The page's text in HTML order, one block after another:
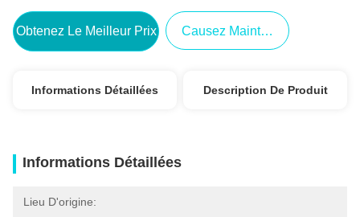
Obtenez Le Meilleur Prix Causez Maintenant
Informations Détaillées Description De Produit
Informations Détaillées
Lieu D'origine: